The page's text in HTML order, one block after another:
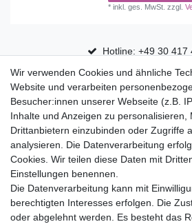
*inkl. ges. MwSt. zzgl.
Hotline: +49 30 417
30 Tage
Versandfrei ab 75 € in
Top Marken
Eduplay
Folia Bringmann
Shop
Mein Konto
Wir verwenden Cookies und ähnliche
Website und verarbeiten
Besucher:innen unserer Webseite (z.B.
Inhalte und Anzeigen zu personalisieren,
Drittanbietern einzubinden oder Zugriffe
analysieren. Die Datenverarbeitung
Cookies. Wir teilen diese Daten mit
Einstellungen benennen.
Die Datenverarbeitung kann mit
berechtigten Interesses erfolgen. Die
oder abgelehnt werden. Es besteht das